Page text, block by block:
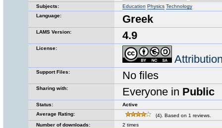
Subjects: Education Physics Technology
Language:
Greek
LAMS Version: 4.9
License:
Support Files: No files
Sharing with: Everyone in Public
Status:
Active
Average Rating:
(4). Based on 1 reviews.
Number of downloads:
2 times